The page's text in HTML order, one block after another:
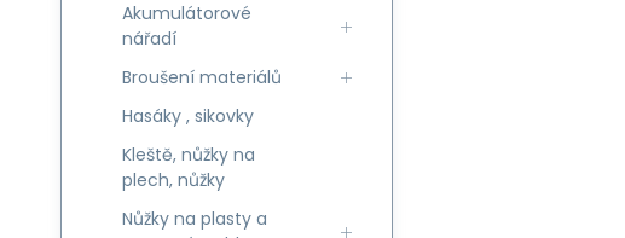
Akumulátorové
nářadí
Broušení materiálů
Hasáky , sikovky
Kleště, nůžky na
plech, nůžky
Nůžky na plasty a